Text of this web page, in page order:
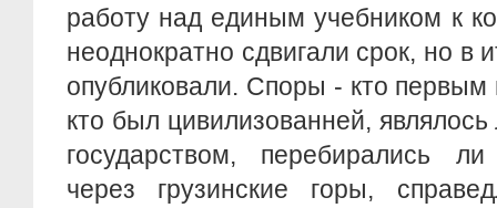
работу над единым учебником к
неоднократно сдвигали срок, но в
опубликовали. Споры - кто первым
кто был цивилизованней,
государством, перебирались
через грузинские горы,